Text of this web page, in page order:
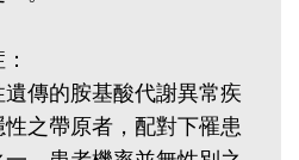
傳的胺基酸代謝異常疾
之帶原者，配對下罹患